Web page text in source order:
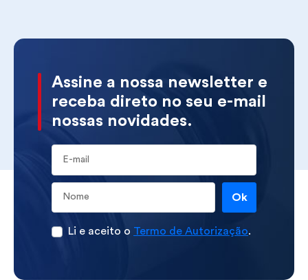
Assine a nossa newsletter e
receba direto no seu e-mail
nossas novidades.
Ok
Li e aceito o Termo de Autorização.